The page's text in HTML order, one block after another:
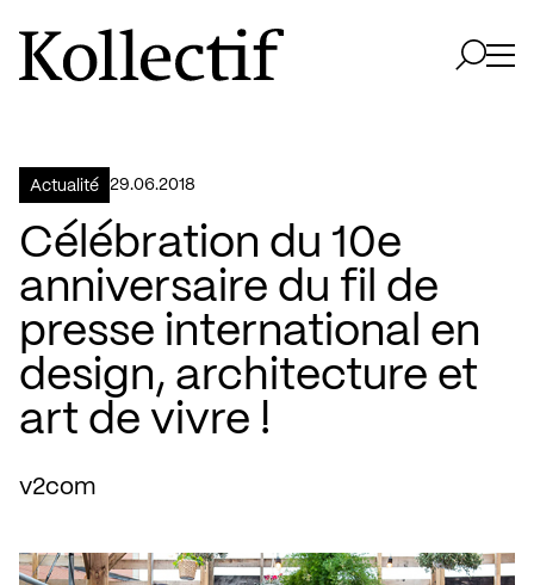
Aller à la page d'accueil
Logo Kollectif
Actualité 29.06.2018
Célébration du 10e
anniversaire du fil de
presse international en
design, architecture et
art de vivre !
v2com